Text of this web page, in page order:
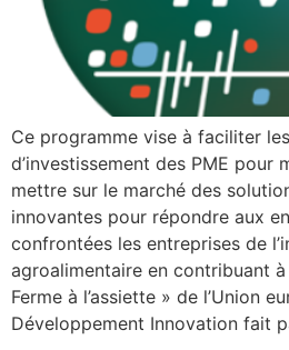
Ce programme vise à faciliter
d’investissement des PME
mettre sur le marché des
innovantes pour répondre aux
confrontées les entreprises de
agroalimentaire en contribuant
Ferme à l’assiette » de l’Union
Développement Innovation fait